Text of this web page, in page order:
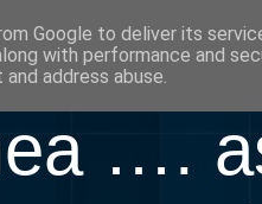
….
Google to deliver its
with performance and
address abuse.